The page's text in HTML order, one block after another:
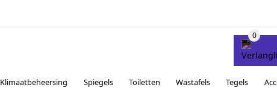
Klimaatbeheersing Spiegels Toiletten Wastafels Tegels